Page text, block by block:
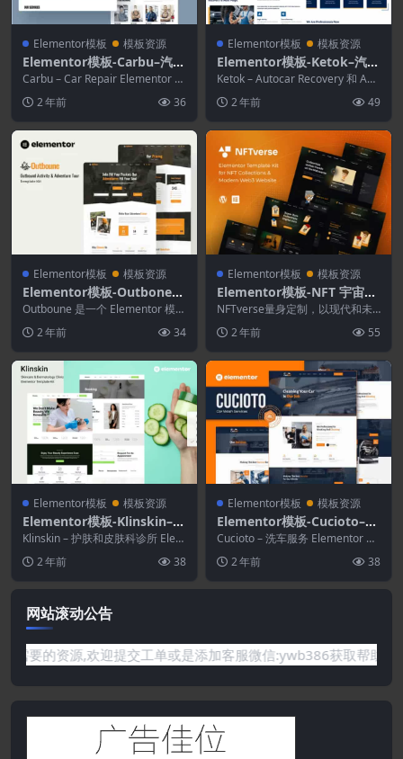
Elementor模板 模板资源
Elementor模板-Carbu–汽车
维修Elementor模板套件
Carbu – Car Repair Elementor Te
2 年前 36
Elementor模板 模板资源
Elementor模板-Ketok–汽车
细节和维修业务Elementor
Pro模板套件
Ketok – Autocar Recovery 和 Aut
2 年前 49
Elementor模板 模板资源
Elementor模板-Outbone–
Outbond活动和冒险之旅Ele
mentor模板套件
Outboune 是一个 Elementor 模板
2 年前 34
Elementor模板 模板资源
Elementor模板-NFT 宇宙未
来派NFT投资组合Elemento
r模板工具包
NFTverse量身定制，以现代和未
只需单击一...
2 年前 55
Elementor模板 模板资源
Elementor模板-Klinskin–护
肤和皮肤科诊所Elementor
模板套件
Klinskin – 护肤和皮肤科诊所 Elem
2 年前 38
Elementor模板 模板资源
Elementor模板-Cucioto–洗
车服务Elementor模板套件
Cucioto – 洗车服务 Elementor 模
2 年前 38
网站滚动公告
有你需要的资源,欢迎提交工单或是添加客服微信:ywb386获取帮